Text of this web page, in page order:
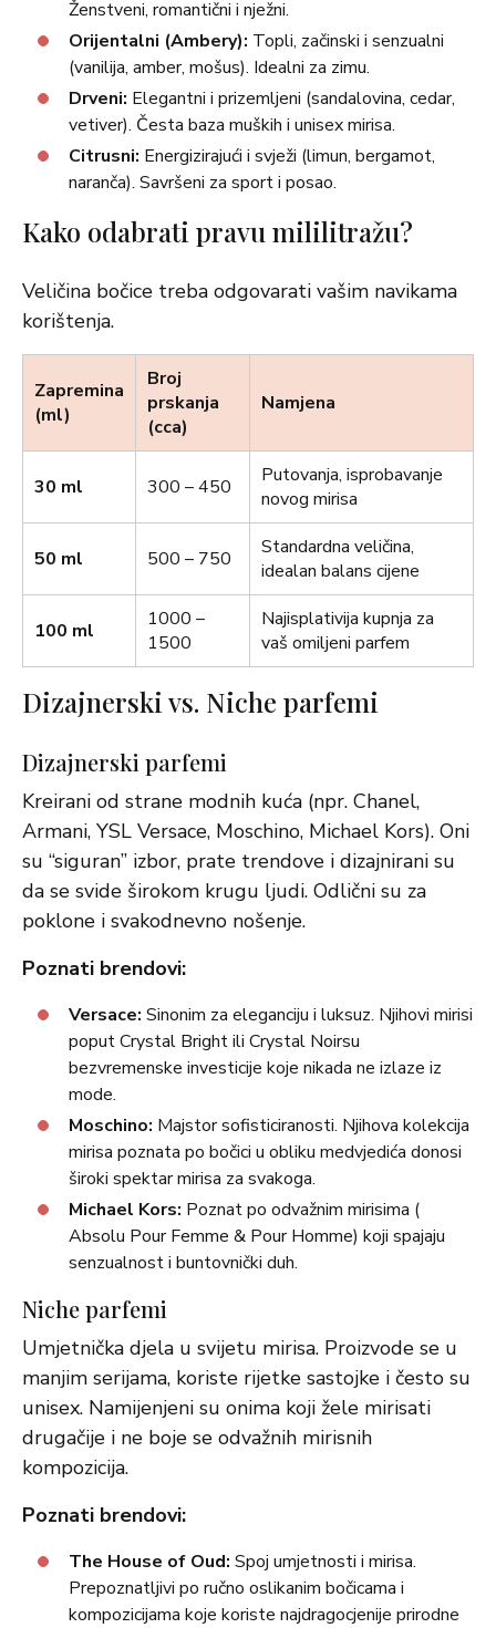
Ženstveni, romantični i nježni.
Orijentalni (Ambery): Topli, začinski i senzualni
(vanilija, amber, mošus). Idealni za zimu.
Drveni: Elegantni i prizemljeni (sandalovina, cedar,
vetiver). Česta baza muških i unisex mirisa.
Citrusni: Energizirajući i svježi (limun, bergamot,
naranča). Savršeni za sport i posao.
Kako odabrati pravu mililitražu?
Veličina bočice treba odgovarati vašim navikama
korištenja.
Zapremina
(ml)
Broj
prskanja
(cca)
Namjena
30 ml 300 – 450
Putovanja, isprobavanje
novog mirisa
50 ml 500 – 750
Standardna veličina,
idealan balans cijene
100 ml
1000 –
1500
Najisplativija kupnja za
vaš omiljeni parfem
Dizajnerski vs. Niche parfemi
Dizajnerski parfemi
Kreirani od strane modnih kuća (npr. Chanel,
Armani, YSL Versace, Moschino, Michael Kors). Oni
su “siguran” izbor, prate trendove i dizajnirani su
da se svide širokom krugu ljudi. Odlični su za
poklone i svakodnevno nošenje.
Poznati brendovi:
Versace: Sinonim za eleganciju i luksuz. Njihovi mirisi
poput Crystal Bright ili Crystal Noirsu
bezvremenske investicije koje nikada ne izlaze iz
mode.
Moschino: Majstor sofisticiranosti. Njihova kolekcija
mirisa poznata po bočici u obliku medvjedića donosi
široki spektar mirisa za svakoga.
Michael Kors: Poznat po odvažnim mirisima (
Absolu Pour Femme & Pour Homme) koji spajaju
senzualnost i buntovnički duh.
Niche parfemi
Umjetnička djela u svijetu mirisa. Proizvode se u
manjim serijama, koriste rijetke sastojke i često su
unisex. Namijenjeni su onima koji žele mirisati
drugačije i ne boje se odvažnih mirisnih
kompozicija.
Poznati brendovi:
The House of Oud: Spoj umjetnosti i mirisa.
Prepoznatljivi po ručno oslikanim bočicama i
kompozicijama koje koriste najdragocjenije prirodne